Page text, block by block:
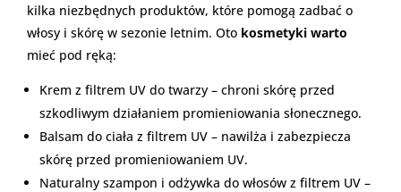
kilka niezbędnych produktów, które pomogą zadbać o
włosy i skórę w sezonie letnim. Oto kosmetyki warto
mieć pod ręką:
Krem z filtrem UV do twarzy – chroni skórę przed
szkodliwym działaniem promieniowania słonecznego.
Balsam do ciała z filtrem UV – nawilża i zabezpiecza
skórę przed promieniowaniem UV.
Naturalny szampon i odżywka do włosów z filtrem UV –